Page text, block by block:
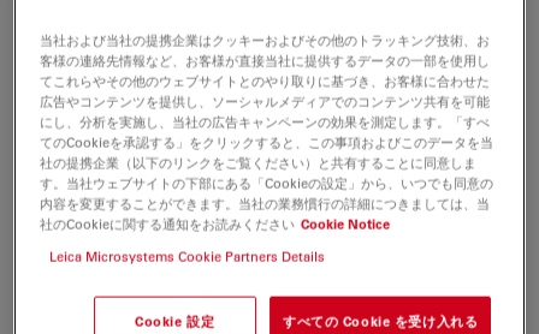
DOWNLOAD
Illumination Flyer IT
Jul 27, 2026 PDF, 1 MB
DOWNLOAD
Jul 27, 2026 PDF, 400 KB
当社および当社の提携企業はクッキーおよびその他のトラッキング技術、お
客様の連絡先情報など、お客様が直接当社に提供するデータの一部を使用し
てこれらやその他のウェブサイトとのやり取りに基づき、お客様に合わせた
広告やコンテンツを提供し、ソーシャルメディアでのコンテンツ共有を可能
にし、分析を実施し、当社の広告キャンペーンの効果を測定します。「すべ
てのCookieを承認する」をクリックすると、この事項およびこのデータを当
社の提携企業（以下のリンクをご覧ください）と共有することに同意しま
す。当社ウェブサイトの下部にある「Cookieの設定」から、いつでも同意の
内容を変更することができます。当社の業務慣行の詳細につきましては、当
社のCookieに関する通知をお読みください Cookie Notice
Leica Microsystems Cookie Partners Details
Cookie 設定 すべての Cookie を受け入れる